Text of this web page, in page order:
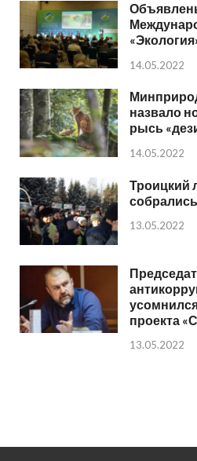
14.05.2022
назвало
рысь
14.05.2022
Троицкий
13.05.2022
проекта
13.05.2022